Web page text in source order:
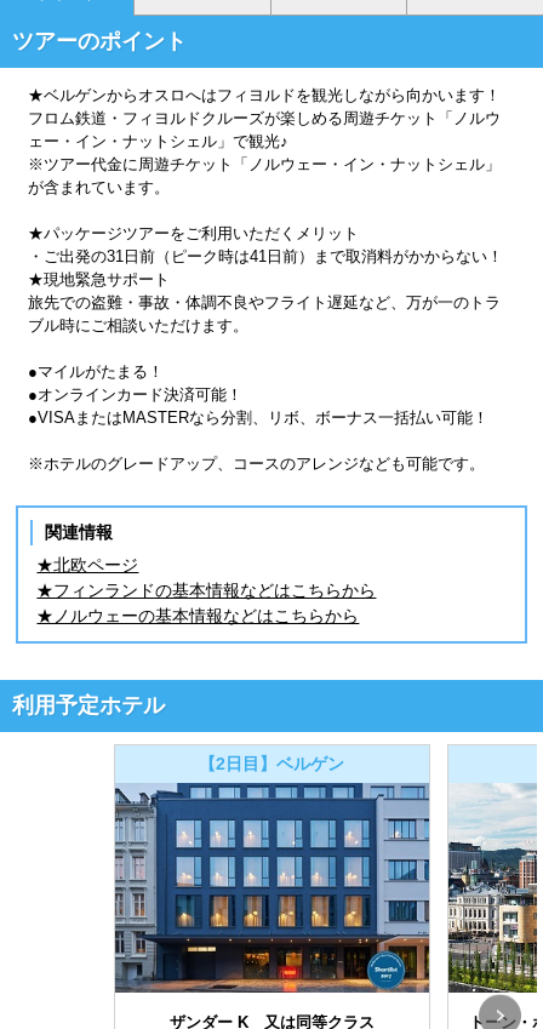
ツアーのポイント
★ベルゲンからオスロへはフィヨルドを観光しながら向かいます！
フロム鉄道・フィヨルドクルーズが楽しめる周遊チケット「ノルウ
ェー・イン・ナットシェル」で観光♪
※ツアー代金に周遊チケット「ノルウェー・イン・ナットシェル」
が含まれています。
★パッケージツアーをご利用いただくメリット
・ご出発の31日前（ピーク時は41日前）まで取消料がかからない！
★現地緊急サポート
旅先での盗難・事故・体調不良やフライト遅延など、万が一のトラ
ブル時にご相談いただけます。
●マイルがたまる！
●オンラインカード決済可能！
●VISAまたはMASTERなら分割、リボ、ボーナス一括払い可能！
※ホテルのグレードアップ、コースのアレンジなども可能です。
関連情報
★北欧ページ
★フィンランドの基本情報などはこちらから
★ノルウェーの基本情報などはこちらから
利用予定ホテル
【2日目】ベルゲン
ザンダー K 又は同等クラス トーン・